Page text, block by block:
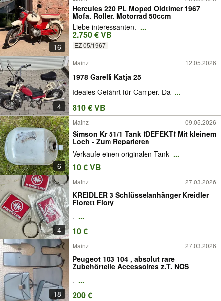
16
Hercules 220 PL Moped Oldtimer 1967
Mofa, Roller, Motorrad 50ccm
Liebe interessanten, ...
2.750 € VB
EZ 05/1967
4
Mainz 12.05.2026
1978 Garelli Katja 25
Ideales Gefährt für Camper. Da ...
810 € VB
6
Mainz 09.05.2026
Simson Kr 51/1 Tank ❗️DEFEKT❗️ Mit kleinem
Loch - Zum Reparieren
Verkaufe einen originalen Tank ...
10 € VB
4
Mainz 27.03.2026
KREIDLER 3 Schlüsselanhänger Kreidler
Florett Flory
. ...
10 €
18
Mainz 27.03.2026
Peugeot 103 104 , absolut rare
Zubehörteile Accessoires z.T. NOS
. ...
200 €